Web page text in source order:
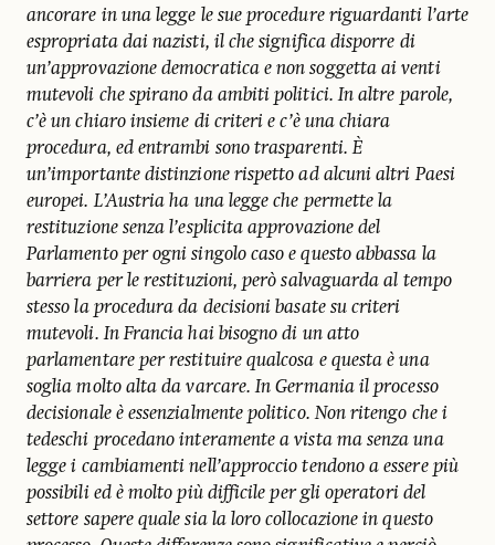
ancorare in una legge le sue procedure riguardanti l’arte
espropriata dai nazisti, il che significa disporre di
un’approvazione democratica e non soggetta ai venti
mutevoli che spirano da ambiti politici. In altre parole,
c’è un chiaro insieme di criteri e c’è una chiara
procedura, ed entrambi sono trasparenti. È
un’importante distinzione rispetto ad alcuni altri Paesi
europei. L’Austria ha una legge che permette la
restituzione senza l’esplicita approvazione del
Parlamento per ogni singolo caso e questo abbassa la
barriera per le restituzioni, però salvaguarda al tempo
stesso la procedura da decisioni basate su criteri
mutevoli. In Francia hai bisogno di un atto
parlamentare per restituire qualcosa e questa è una
soglia molto alta da varcare. In Germania il processo
decisionale è essenzialmente politico. Non ritengo che i
tedeschi procedano interamente a vista ma senza una
legge i cambiamenti nell’approccio tendono a essere più
possibili ed è molto più difficile per gli operatori del
settore sapere quale sia la loro collocazione in questo